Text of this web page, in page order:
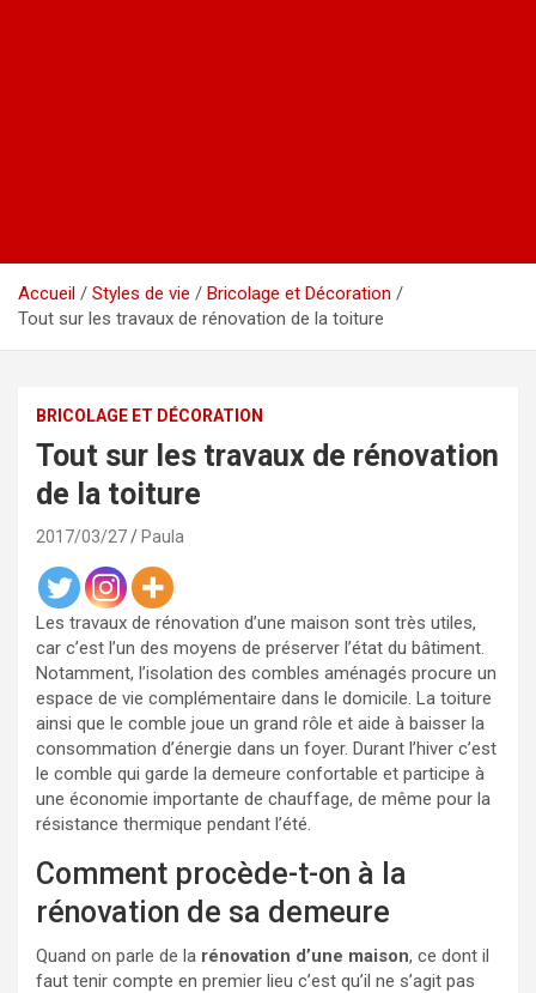
Accueil Styles de vie
Bricolage et Décoration
Tout sur les travaux de rénovation de la toiture
BRICOLAGE ET DÉCORATION
Tout sur les travaux de rénovation
de la toiture
2017/03/27 Paula
Les travaux de rénovation d’une maison sont très utiles,
car c’est l’un des moyens de préserver l’état du bâtiment.
Notamment, l’isolation des combles aménagés procure un
espace de vie complémentaire dans le domicile. La toiture
ainsi que le comble joue un grand rôle et aide à baisser la
consommation d’énergie dans un foyer. Durant l’hiver c’est
le comble qui garde la demeure confortable et participe à
une économie importante de chauffage, de même pour la
résistance thermique pendant l’été.
Comment procède-t-on à la
rénovation de sa demeure
Quand on parle de la rénovation d’une maison, ce dont il
faut tenir compte en premier lieu c’est qu’il ne s’agit pas